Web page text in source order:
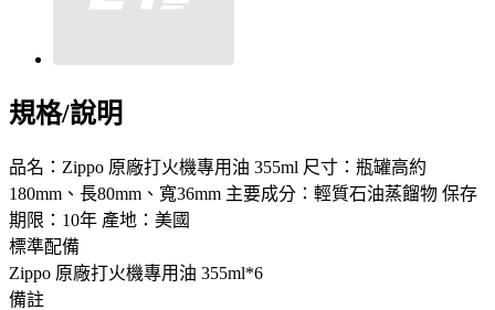
規格/說明
品名：Zippo 原廠打火機專用油 355ml 尺寸：瓶罐高約
180mm、長80mm、寬36mm 主要成分：輕質石油蒸餾物 保存
期限：10年 產地：美國
標準配備
Zippo 原廠打火機專用油 355ml*6
備註